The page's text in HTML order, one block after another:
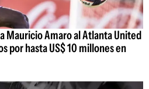
Mauricio Amaro al Atlanta United
por hasta US$ 10 millones en